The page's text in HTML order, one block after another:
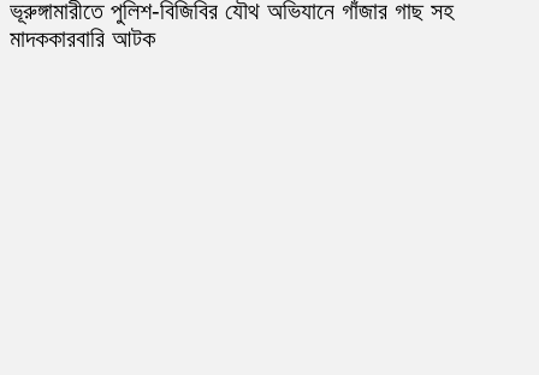
ভূরুঙ্গামারীতে পুলিশ-বিজিবির যৌথ অভিযানে গাঁজার গাছ সহ
মাদককারবারি আটক